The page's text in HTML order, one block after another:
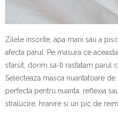
Zilele insorite, apa marii sau a
afecta parul. Pe masura ce
sfarsit, dorim sa-ti rasfatam parul
Selecteaza masca nuantatoare
perfecta pentru nuanta, reflexia
stralucire, hranire si un pic de